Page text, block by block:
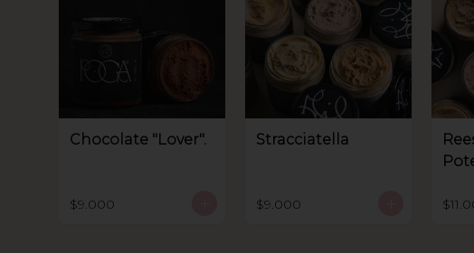
Chocolate "Lover".
$9.000
Stracciatella
$9.000